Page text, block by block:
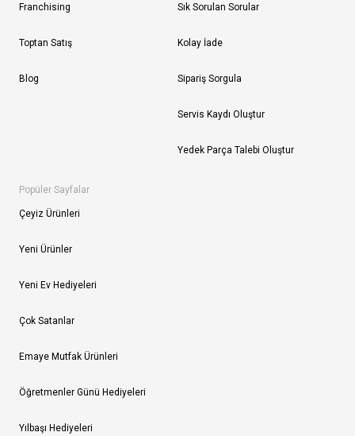
Franchising
Toptan Satış
Blog
Sık Sorulan Sorular
Kolay İade
Sipariş Sorgula
Servis Kaydı Oluştur
Yedek Parça Talebi Oluştur
Popüler Sayfalar
Çeyiz Ürünleri
Yeni Ürünler
Yeni Ev Hediyeleri
Çok Satanlar
Emaye Mutfak Ürünleri
Öğretmenler Günü Hediyeleri
Yılbaşı Hediyeleri